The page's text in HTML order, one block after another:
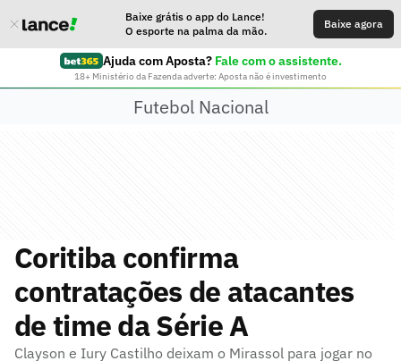
Baixe grátis o app do Lance!
O esporte na palma da mão.
Baixe agora
Ajuda com Aposta? Fale com o assistente.
18+ Ministério da Fazenda adverte: Aposta não é investimento
Futebol Nacional
Coritiba confirma
contratações de atacantes
de time da Série A
Clayson e Iury Castilho deixam o Mirassol para jogar no